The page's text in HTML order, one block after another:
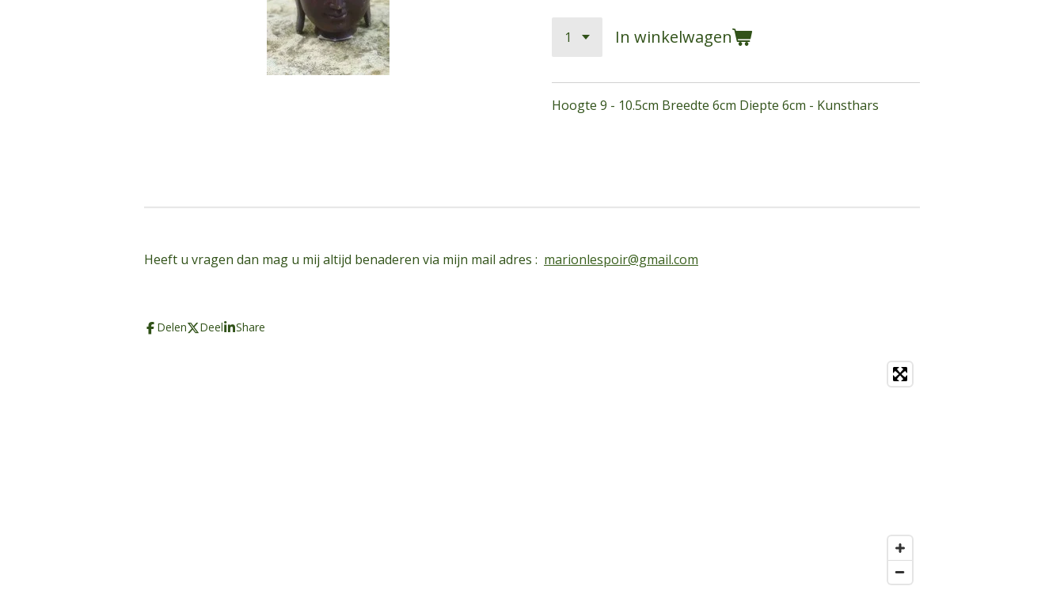
In winkelwagen
Hoogte 9 - 10.5cm Breedte 6cm Diepte 6cm - Kunsthars
Heeft u vragen dan mag u mij altijd benaderen via mijn mail adres : marionlespoir@gmail.com
Delen Deel Share